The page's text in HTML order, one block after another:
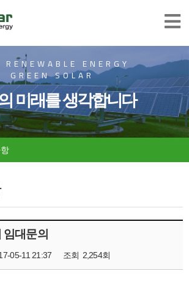
RENEWABLE ENERGY
GREEN SOLAR
미래를 생각합니다
임대문의
05-11 21:37 조회 2,254회